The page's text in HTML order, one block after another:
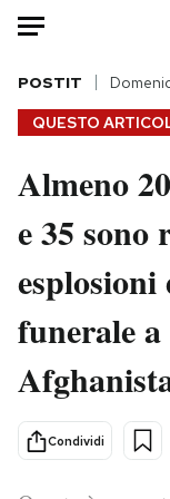
HOME
Italia
Politica
Tecnologia
Scienza
Cultura
Sport
QUESTO
POSTIT
Almeno
e 35 sono
funerale
Condividi